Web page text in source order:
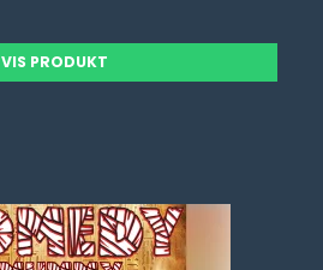
VIS PRODUKT